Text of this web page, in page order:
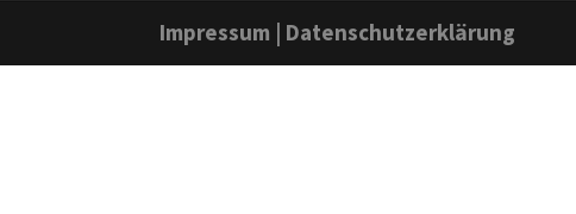
Impressum | Datenschutzerklärung